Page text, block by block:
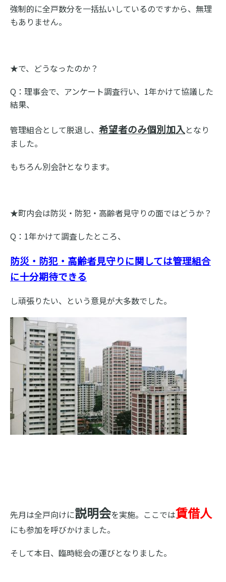
強制的に全戸数分を一括払いしているのですから、無理
もありません。
★で、どうなったのか？
Q：理事会で、アンケート調査行い、1年かけて協議した
結果、
管理組合として脱退し、 希望者のみ個別加入となり
ました。
もちろん別会計となります。
★町内会は防災・防犯・高齢者見守りの面ではどうか？
Q：1年かけて調査したところ、
防災・防犯・高齢者見守りに関しては管理組合
に十分期待できる
し頑張りたい、という意見が大多数でした。
先月は全戸向けに説明会を実施。ここでは賃借人
にも参加を呼びかけました。
そして本日、臨時総会の運びとなりました。